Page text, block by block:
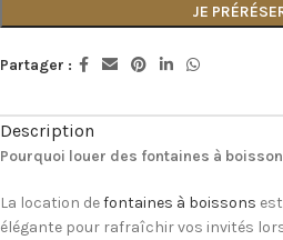
JE
Partager :
Description
Pourquoi louer des fontaines à
La location defontaines à boissons
élégante pour rafraîchir vos invités